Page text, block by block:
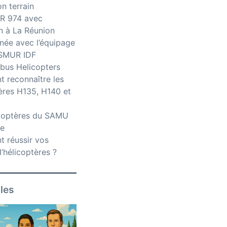
terrain
974 avec
à La Réunion
avec l’équipage
IDF
Helicopters
reconnaître les
H135, H140 et
du SAMU
réussir vos
?